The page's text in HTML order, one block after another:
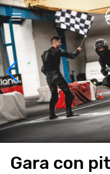
Gara con